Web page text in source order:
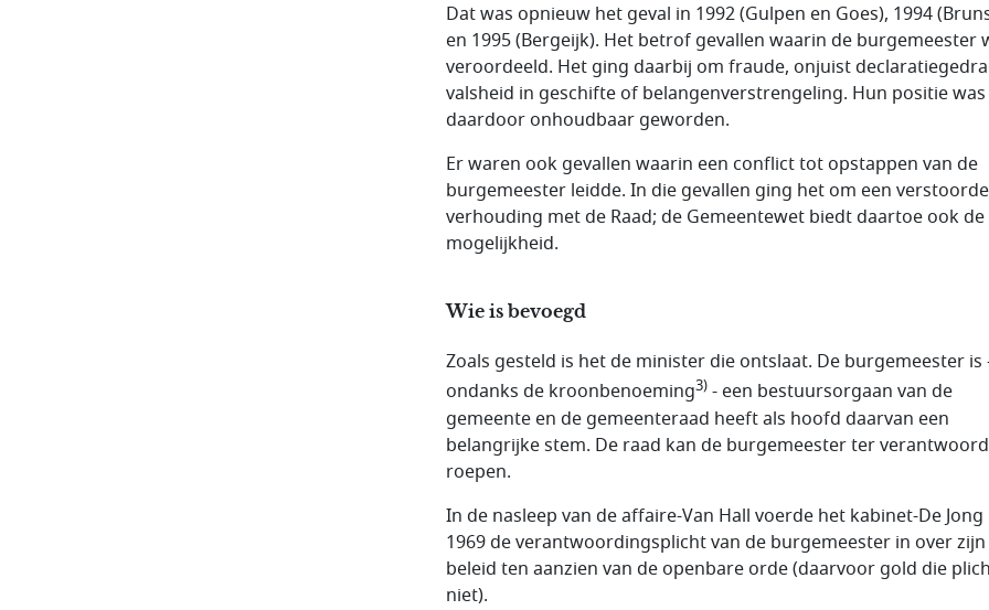
Dat was opnieuw het geval in 1992 (Gulpen en Goes), 1994
en 1995 (Bergeijk). Het betrof gevallen waarin de burgemeester
veroordeeld. Het ging daarbij om fraude, onjuist
valsheid in geschifte of belangenverstrengeling. Hun positie was
daardoor onhoudbaar geworden.
Er waren ook gevallen waarin een conflict tot opstappen van de
burgemeester leidde. In die gevallen ging het om een verstoorde
verhouding met de Raad; de Gemeentewet biedt daartoe ook de
mogelijkheid.
Wie is bevoegd
Zoals gesteld is het de minister die ontslaat. De burgemeester is
ondanks de kroonbenoeming3) - een bestuursorgaan van de
gemeente en de gemeenteraad heeft als hoofd daarvan een
belangrijke stem. De raad kan de burgemeester ter
roepen.
In de nasleep van de affaire-Van Hall voerde het kabinet-De Jong
1969 de verantwoordingsplicht van de burgemeester in over zijn
beleid ten aanzien van de openbare orde (daarvoor gold die
niet).